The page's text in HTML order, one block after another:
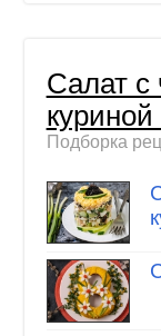
Салат с
куриной
Подборка